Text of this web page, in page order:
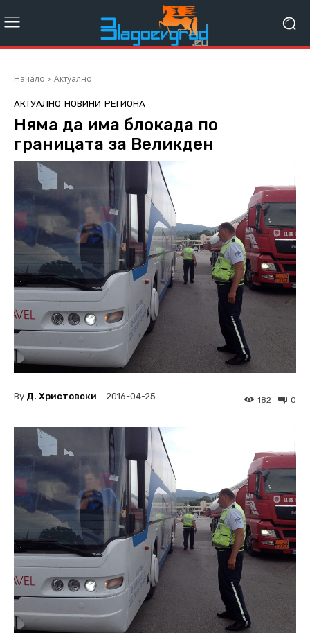
Начало Актуално
АКТУАЛНО НОВИНИ РЕГИОНА
Няма да има блокада по
границата за Великден
By Д. Христовски 2016-04-25 0
182